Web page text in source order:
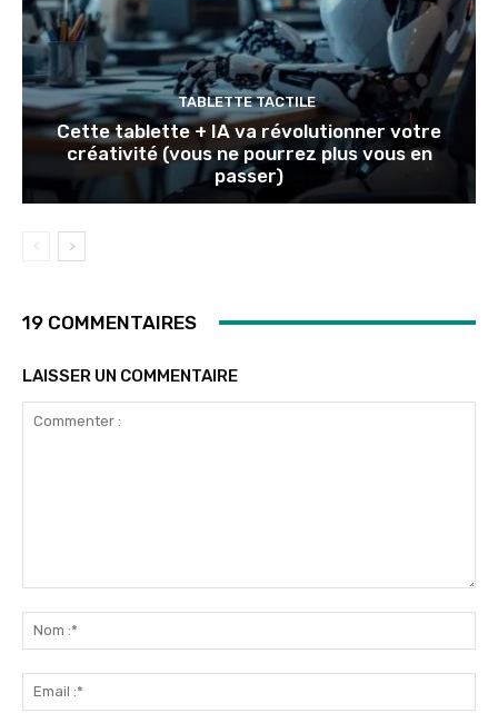
TABLETTE TACTILE
Cette tablette + IA va révolutionner votre
créativité (vous ne pourrez plus vous en
passer)
19 COMMENTAIRES
LAISSER UN COMMENTAIRE
:*
:*